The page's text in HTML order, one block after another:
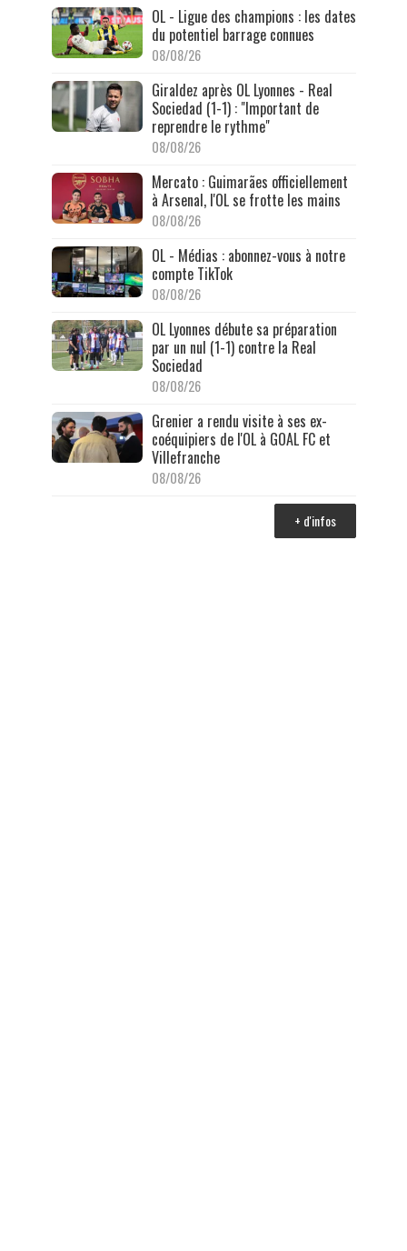
OL - Ligue des champions : les dates
du potentiel barrage connues
08/08/26
Giraldez après OL Lyonnes - Real
Sociedad (1-1) : "Important de
reprendre le rythme"
08/08/26
Mercato : Guimarães officiellement
à Arsenal, l'OL se frotte les mains
08/08/26
OL - Médias : abonnez-vous à notre
compte TikTok
08/08/26
OL Lyonnes débute sa préparation
par un nul (1-1) contre la Real
Sociedad
08/08/26
Grenier a rendu visite à ses ex-
coéquipiers de l'OL à GOAL FC et
Villefranche
08/08/26
+ d'infos